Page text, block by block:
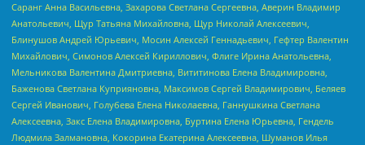
Саранг Анна Васильевна, Захарова Светлана Сергеевна, Аверин Владимир
Анатольевич, Щур Татьяна Михайловна, Щур Николай Алексеевич,
Блинушов Андрей Юрьевич, Мосин Алексей Геннадьевич, Гефтер Валентин
Михайлович, Симонов Алексей Кириллович, Флиге Ирина Анатольевна,
Мельникова Валентина Дмитриевна, Вититинова Елена Владимировна,
Баженова Светлана Куприяновна, Максимов Сергей Владимирович, Беляев
Сергей Иванович, Голубева Елена Николаевна, Ганнушкина Светлана
Алексеевна, Закс Елена Владимировна, Буртина Елена Юрьевна, Гендель
Людмила Залмановна, Кокорина Екатерина Алексеевна, Шуманов Илья